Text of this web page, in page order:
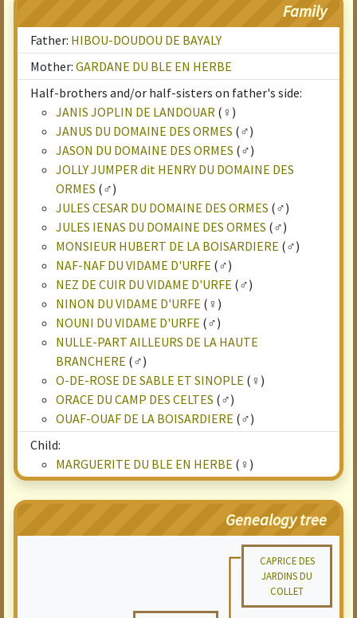
Family
Father: HIBOU-DOUDOU DE BAYALY
Mother: GARDANE DU BLE EN HERBE
Half-brothers and/or half-sisters on father's side:
JANIS JOPLIN DE LANDOUAR (♀)
JANUS DU DOMAINE DES ORMES (♂)
JASON DU DOMAINE DES ORMES (♂)
JOLLY JUMPER dit HENRY DU DOMAINE DES
ORMES (♂)
JULES CESAR DU DOMAINE DES ORMES (♂)
JULES IENAS DU DOMAINE DES ORMES (♂)
MONSIEUR HUBERT DE LA BOISARDIERE (♂)
NAF-NAF DU VIDAME D'URFE (♂)
NEZ DE CUIR DU VIDAME D'URFE (♂)
NINON DU VIDAME D'URFE (♀)
NOUNI DU VIDAME D'URFE (♂)
NULLE-PART AILLEURS DE LA HAUTE
BRANCHERE (♂)
O-DE-ROSE DE SABLE ET SINOPLE (♀)
ORACE DU CAMP DES CELTES (♂)
OUAF-OUAF DE LA BOISARDIERE (♂)
Child:
MARGUERITE DU BLE EN HERBE (♀)
Genealogy tree
CAPRICE DES
JARDINS DU
COLLET